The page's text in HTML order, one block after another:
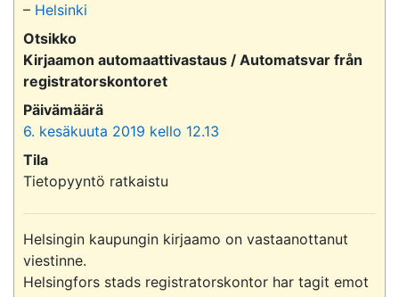
– Helsinki
Otsikko
Kirjaamon automaattivastaus / Automatsvar från
registratorskontoret
Päivämäärä
6. kesäkuuta 2019 kello 12.13
Tila
Tietopyyntö ratkaistu
Helsingin kaupungin kirjaamo on vastaanottanut
viestinne.
Helsingfors stads registratorskontor har tagit emot